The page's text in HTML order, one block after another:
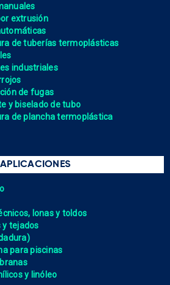
extrusión
de tuberías termoplásticas
industriales
de fugas
y biselado de tubo
de plancha termoplástica
APLICACIONES
lonas y toldos
y tejados
para piscinas
y linóleo